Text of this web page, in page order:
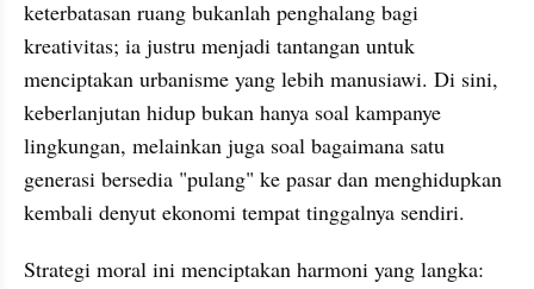
keterbatasan ruang bukanlah penghalang bagi
kreativitas; ia justru menjadi tantangan untuk
menciptakan urbanisme yang lebih manusiawi. Di sini,
keberlanjutan hidup bukan hanya soal kampanye
lingkungan, melainkan juga soal bagaimana satu
generasi bersedia "pulang" ke pasar dan menghidupkan
kembali denyut ekonomi tempat tinggalnya sendiri.
Strategi moral ini menciptakan harmoni yang langka: